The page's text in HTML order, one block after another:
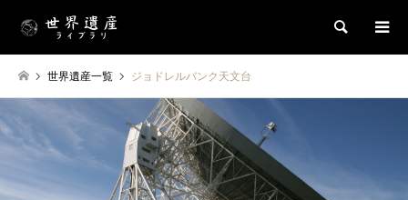
検索
世界遺産一覧 ジョドレルバンク天文台